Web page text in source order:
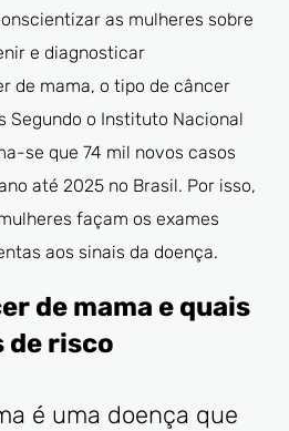
as mulheres sobre
e diagnosticar
de mama, o tipo de câncer
Segundo o Instituto Nacional
se que 74 mil novos casos
até 2025 no Brasil. Por isso,
façam os exames
aos sinais da doença.
de mama e quais
de risco
é uma doença que